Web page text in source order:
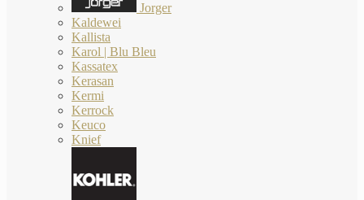
Jorger
Kaldewei
Kallista
Karol | Blu Bleu
Kassatex
Kerasan
Kermi
Kerrock
Keuco
Knief